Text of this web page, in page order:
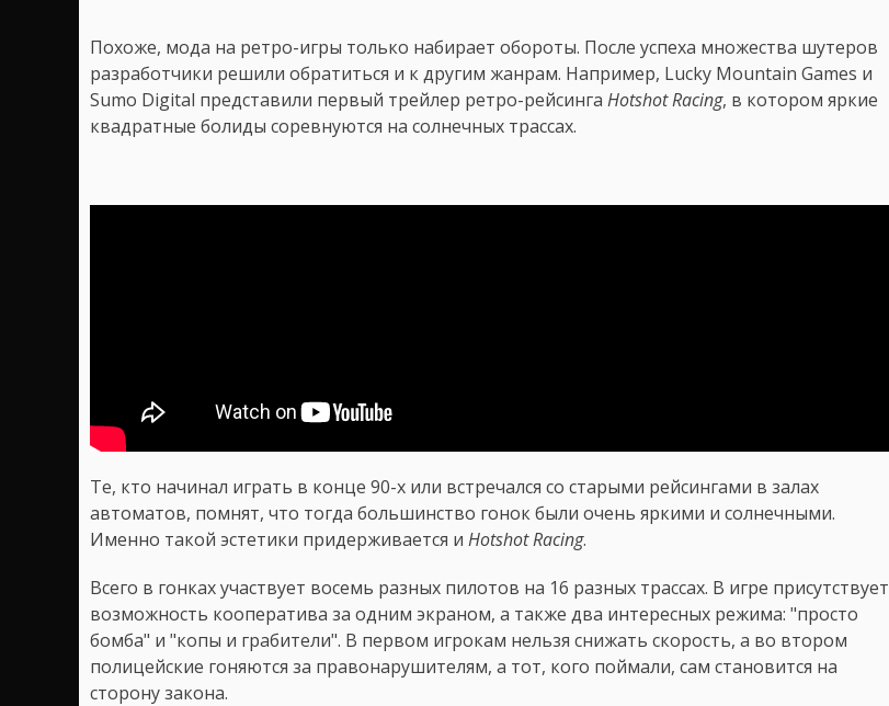
Похоже, мода на ретро-игры только набирает обороты. После успеха множества шутеров
разработчики решили обратиться и к другим жанрам. Например, Lucky Mountain Games и
Sumo Digital представили первый трейлер ретро-рейсинга Hotshot Racing, в котором яркие
квадратные болиды соревнуются на солнечных трассах.
Те, кто начинал играть в конце 90-х или встречался со старыми рейсингами в залах
автоматов, помнят, что тогда большинство гонок были очень яркими и солнечными.
Именно такой эстетики придерживается и Hotshot Racing.
Всего в гонках участвует восемь разных пилотов на 16 разных трассах. В игре присутствует
возможность кооператива за одним экраном, а также два интересных режима: "просто
бомба" и "копы и грабители". В первом игрокам нельзя снижать скорость, а во втором
полицейские гоняются за правонарушителям, а тот, кого поймали, сам становится на
сторону закона.